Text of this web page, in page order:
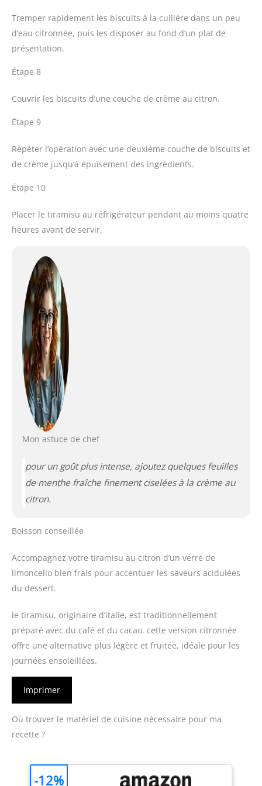
Tremper rapidement les biscuits à la cuillère dans un peu
d’eau citronnée, puis les disposer au fond d’un plat de
présentation.
Étape 8
Couvrir les biscuits d’une couche de crème au citron.
Étape 9
Répéter l’opération avec une deuxième couche de biscuits et
de crème jusqu’à épuisement des ingrédients.
Étape 10
Placer le tiramisu au réfrigérateur pendant au moins quatre
heures avant de servir.
Mon astuce de chef
pour un goût plus intense, ajoutez quelques feuilles
de menthe fraîche finement ciselées à la crème au
citron.
Boisson conseillée
Accompagnez votre tiramisu au citron d’un verre de
limoncello bien frais pour accentuer les saveurs acidulées
du dessert.
le tiramisu, originaire d’italie, est traditionnellement
préparé avec du café et du cacao. cette version citronnée
offre une alternative plus légère et fruitée, idéale pour les
journées ensoleillées.
Imprimer
Où trouver le matériel de cuisine nécessaire pour ma
recette ?
-12%